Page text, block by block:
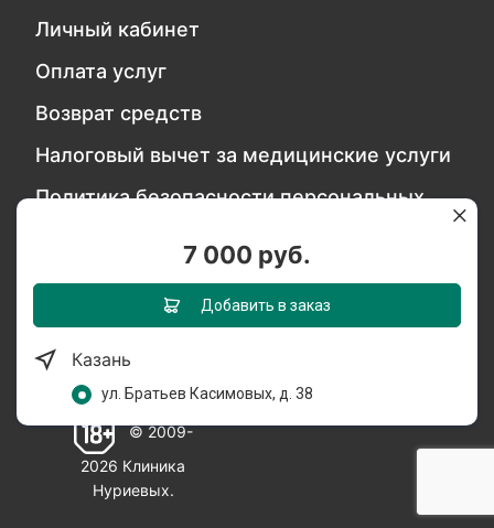
7 000 руб.
Добавить в заказ
Казань
ул. Братьев Касимовых, д. 38
Личный кабинет
Оплата услуг
Возврат средств
Налоговый вычет за медицинские услуги
Политика безопасности персональных
Обратитесь в службу качества
Мы в социальных сетях:
© 2009-
2026 Клиника
Нуриевых.